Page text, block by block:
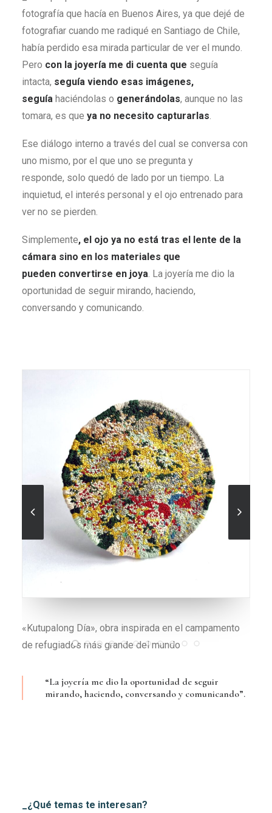
fotografía que hacía en Buenos Aires, ya que dejé de
fotografiar cuando me radiqué en Santiago de Chile,
había perdido esa mirada particular de ver el mundo.
Pero con la joyería me di cuenta que seguía
intacta, seguía viendo esas imágenes,
seguía haciéndolas o generándolas, aunque no las
tomara, es que ya no necesito capturarlas.
Ese diálogo interno a través del cual se conversa con
uno mismo, por el que uno se pregunta y
responde, solo quedó de lado por un tiempo. La
inquietud, el interés personal y el ojo entrenado para
ver no se pierden.
Simplemente, el ojo ya no está tras el lente de la
cámara sino en los materiales que
pueden convertirse en joya. La joyería me dio la
oportunidad de seguir mirando, haciendo,
conversando y comunicando.
Broche «Kutupalong Día» con estructura en plata
soldada
“La joyería me dio la oportunidad de seguir
mirando, haciendo, conversando y comunicando”.
_¿Qué temas te interesan?